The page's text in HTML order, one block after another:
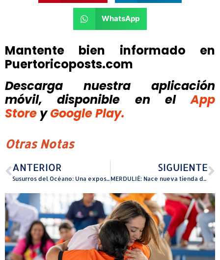
WhatsApp
Mantente bien informado en
Puertoricoposts.com
Descarga nuestra aplicación
móvil, disponible
en el
App
Store y Google Play.
Otras Notas
ANTERIOR
Susurros del Océano: Una exposición sensorial inspirada en la profundidad de la vida marina
SIGUIENTE
MERDULIÉ: Nace nueva tienda de lujo puertorriqueña virtual como un manifiesto de estilo auténtico